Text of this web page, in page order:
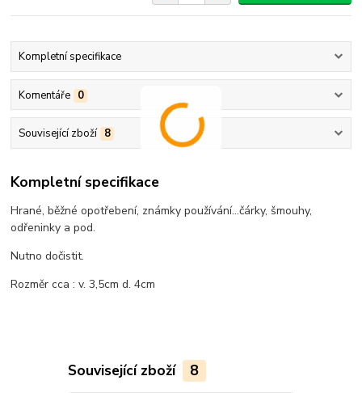
Kompletní specifikace
Komentáře 0
Související zboží 8
Kompletní specifikace
Hrané, běžné opotřebení, známky používání...čárky, šmouhy,
odřeninky a pod.
Nutno dočistit.
Rozměr cca : v. 3,5cm d. 4cm
Související zboží 8